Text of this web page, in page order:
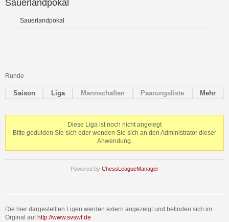
Sauerlandpokal
Sauerlandpokal
Runde
Saison Liga Mannschaften Paarungsliste Mehr
Diese Liga ist noch nicht angelegt
Bitte gedulden Sie sich oder wenden Sie sich an den Administrator dieser
Anwendung.
Powered by ChessLeagueManager
Die hier dargestellten Ligen werden extern angezeigt und befinden sich im
Orginal auf http://www.svswf.de